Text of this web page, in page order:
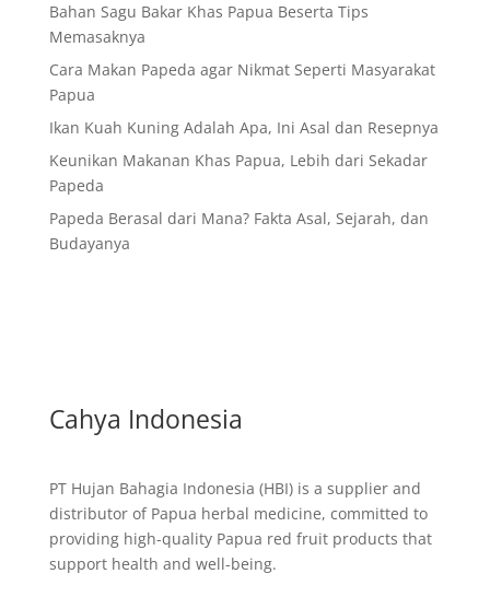
Bahan Sagu Bakar Khas Papua Beserta Tips
Memasaknya
Cara Makan Papeda agar Nikmat Seperti Masyarakat
Papua
Ikan Kuah Kuning Adalah Apa, Ini Asal dan Resepnya
Keunikan Makanan Khas Papua, Lebih dari Sekadar
Papeda
Papeda Berasal dari Mana? Fakta Asal, Sejarah, dan
Budayanya
Cahya Indonesia
PT Hujan Bahagia Indonesia (HBI) is a supplier and
distributor of Papua herbal medicine, committed to
providing high-quality Papua red fruit products that
support health and well-being.